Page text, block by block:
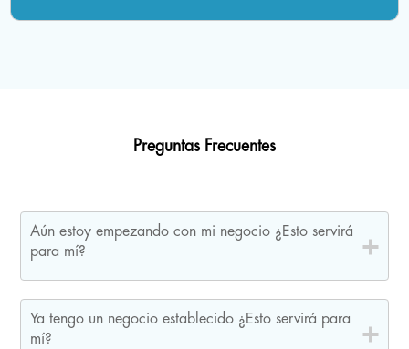
Preguntas Frecuentes
Aún estoy empezando con mi negocio ¿Esto servirá
para mí?
Sí por supuesto. De hecho, invertir en la página web
correcta en este momento te dará una ventaja
competitiva y te ayudará a enfocar tus recursos en las
Ya tengo un negocio establecido ¿Esto servirá para
mí?